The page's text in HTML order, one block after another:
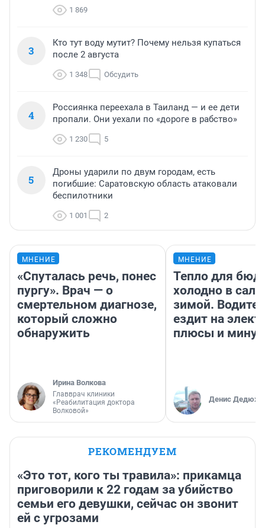
1 869
3
Кто тут воду мутит? Почему нельзя купаться
после 2 августа
1 348 Обсудить
4
Россиянка переехала в Таиланд — и ее дети
пропали. Они уехали по «дороге в рабство»
1 230 5
5
Дроны ударили по двум городам, есть
погибшие: Саратовскую область атаковали
беспилотники
1 001 2
МНЕНИЕ
«Спуталась речь, понес
пургу». Врач — о
смертельном диагнозе,
который сложно
обнаружить
Ирина Волкова
Главврач клиники
«Реабилитация доктора
Волковой»
МНЕНИЕ
Тепло для
холодно в
зимой.
ездит на
плюсы и
Денис
РЕКОМЕНДУЕМ
«Это тот, кого ты травила»: прикамца
приговорили к 22 годам за убийство
семьи его девушки, сейчас он звонит
ей с угрозами